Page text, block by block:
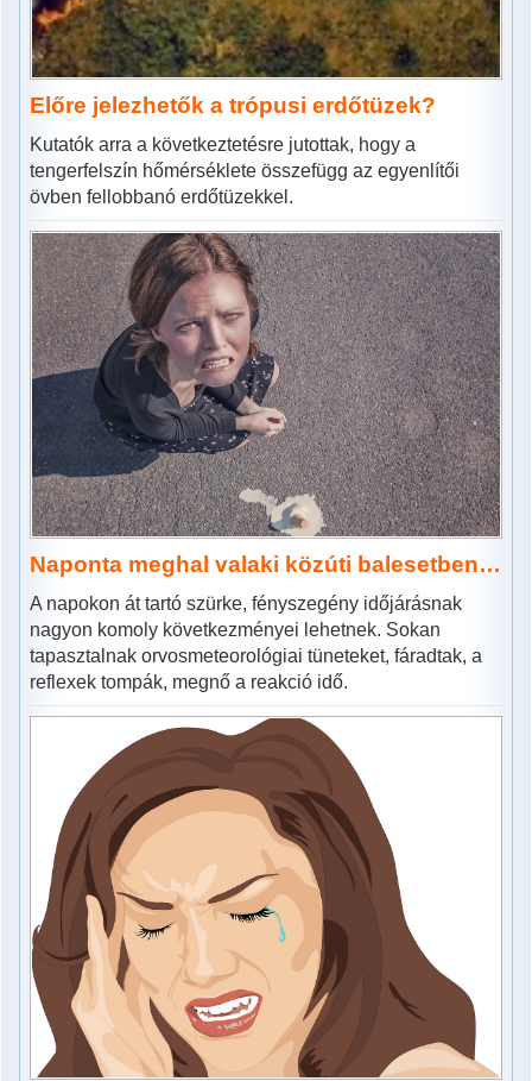
Előre jelezhetők a trópusi erdőtüzek?
Kutatók arra a következtetésre jutottak, hogy a
tengerfelszín hőmérséklete összefügg az egyenlítői
övben fellobbanó erdőtüzekkel.
Naponta meghal valaki közúti balesetben…
A napokon át tartó szürke, fényszegény időjárásnak
nagyon komoly következményei lehetnek. Sokan
tapasztalnak orvosmeteorológiai tüneteket, fáradtak, a
reflexek tompák, megnő a reakció idő.